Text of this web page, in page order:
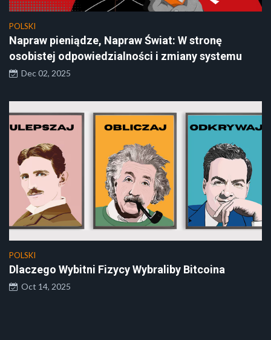
POLSKI
Napraw pieniądze, Napraw Świat: W stronę
osobistej odpowiedzialności i zmiany systemu
Dec 02, 2025
POLSKI
Dlaczego Wybitni Fizycy Wybraliby Bitcoina
Oct 14, 2025